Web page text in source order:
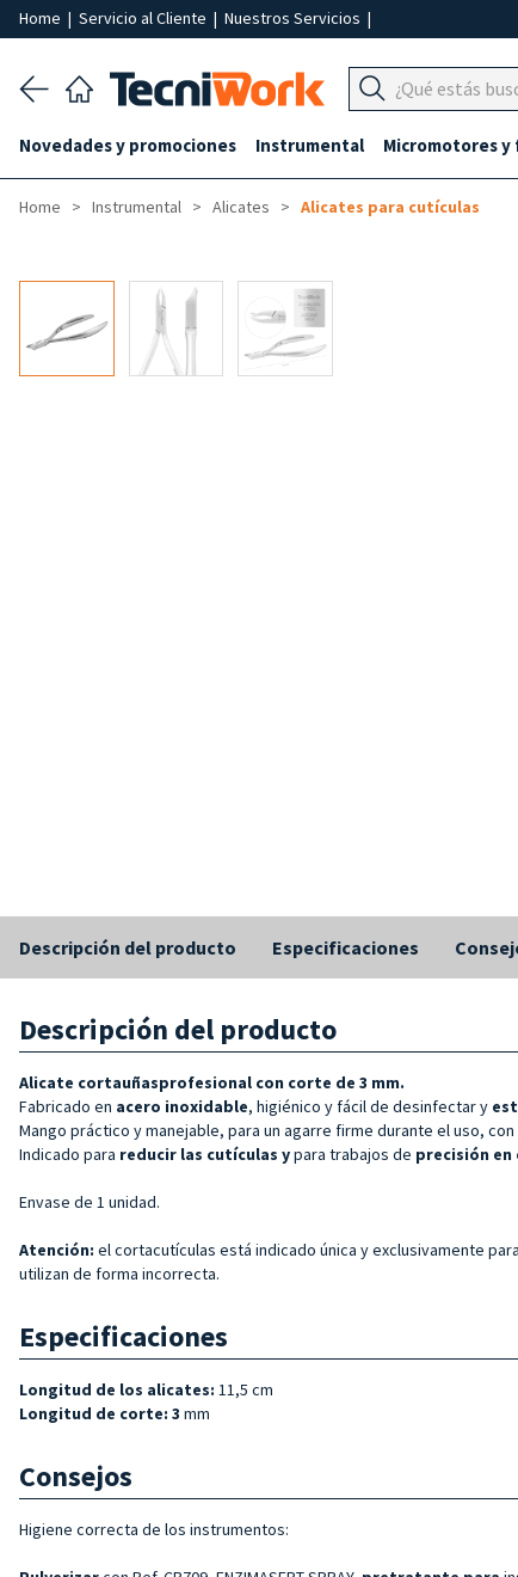
Home | Servicio al Cliente | Nuestros Servicios |
Novedades y promociones Instrumental Micromotores y
Home Instrumental Alicates Alicates para cutículas
Descripción del producto Especificaciones
Descripción del producto
Alicate cortauñasprofesional con corte de 3 mm.
Fabricado en acero inoxidable, higiénico y fácil de desinfectar y
Mango práctico y manejable, para un agarre firme durante el uso, con
Indicado para reducir las cutículas ypara trabajos de precisión
Envase de 1 unidad.
Atención: el cortacutículas está indicado única y exclusivamente
utilizan de forma incorrecta.
Especificaciones
Longitud de los alicates: 11,5 cm
Longitud de corte: 3 mm
Consejos
Higiene correcta de los instrumentos: